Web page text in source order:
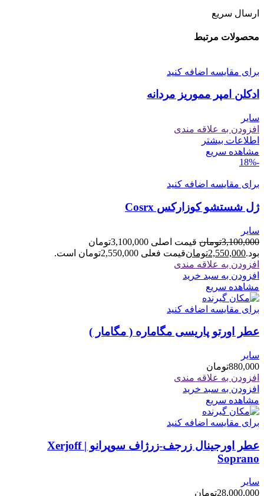
ارسال سریع
محصولات مرتبط
برای مقایسه اضافه کنید
ادکلن امپر مموریز مردانه
سایر
افزودن به علاقه مندی
اطلاعات بیشتر
مشاهده سریع
-18%
برای مقایسه اضافه کنید
ژل شستشو کوزارکس Cosrx
سایر
3,100,000تومان
قیمت اصلی 3,100,000تومان
بود.2,550,000تومانقیمت فعلی 2,550,000تومان است.
افزودن به علاقه مندی
افزودن به سبد خرید
مشاهده سریع
برای مقایسه اضافه کنید
عطر اورتو پاریسی مگاماره ( مگامار )
سایر
880,000تومان
افزودن به علاقه مندی
افزودن به سبد خرید
مشاهده سریع
برای مقایسه اضافه کنید
عطر اورجینال زرجف-زرژاف سوپرانو | Xerjoff
Soprano
سایر
28,000,000تومان